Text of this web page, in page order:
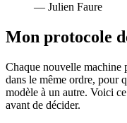
— Julien Faure
Mon protocole
Chaque nouvelle machine
dans le même ordre, pour
modèle à un autre. Voici
avant de décider.